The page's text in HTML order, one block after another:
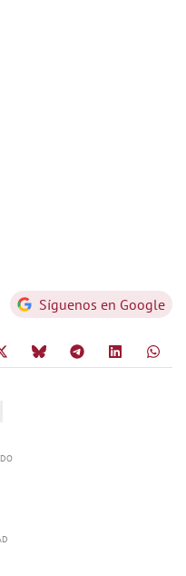
Síguenos en Google